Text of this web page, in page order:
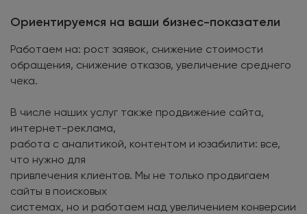
Ориентируемся на ваши бизнес-показатели
Работаем на: рост заявок, снижение стоимости
обращения, снижение отказов, увеличение среднего
чека.
В числе наших услуг также продвижение сайта,
интернет-реклама,
работа с аналитикой, контентом и юзабилити: все,
что нужно для
привлечения клиентов. Мы не только продвигаем
сайты в поисковых
системах, но и работаем над увеличением конверсии